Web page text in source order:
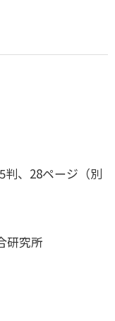
、28ページ（別
研究所